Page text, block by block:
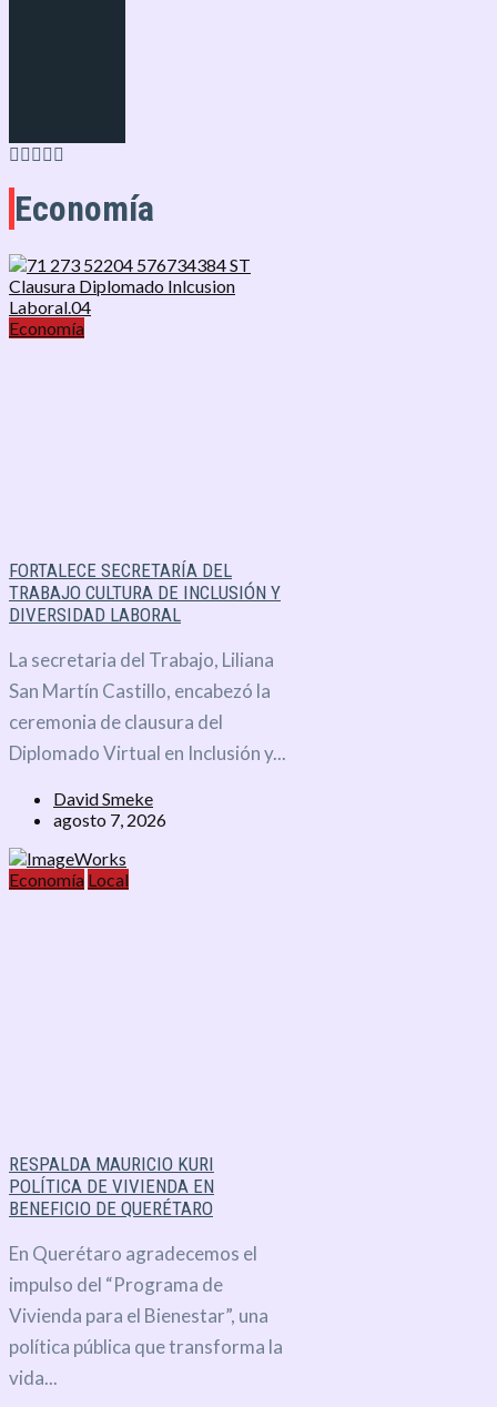
Economía
Economía
FORTALECE SECRETARÍA DEL
TRABAJO CULTURA DE INCLUSIÓN Y
DIVERSIDAD LABORAL
La secretaria del Trabajo, Liliana
San Martín Castillo, encabezó la
ceremonia de clausura del
Diplomado Virtual en Inclusión y...
David Smeke
agosto 7, 2026
Economía Local
RESPALDA MAURICIO KURI
POLÍTICA DE VIVIENDA EN
BENEFICIO DE QUERÉTARO
En Querétaro agradecemos el
impulso del “Programa de
Vivienda para el Bienestar”, una
política pública que transforma la
vida...